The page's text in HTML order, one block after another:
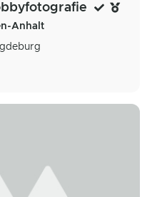
Anhalt